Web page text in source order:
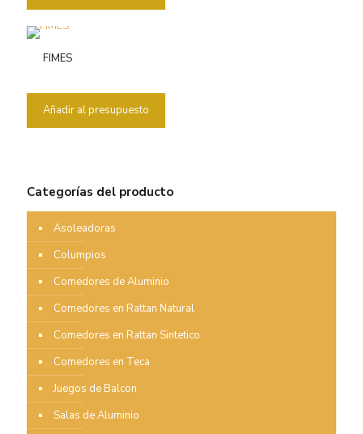
FIMES
Añadir al presupuesto
Categorías del producto
Asoleadoras
Columpios
Comedores de Aluminio
Comedores en Rattan Natural
Comedores en Rattan Sintetico
Comedores en Teca
Juegos de Balcon
Salas de Aluminio